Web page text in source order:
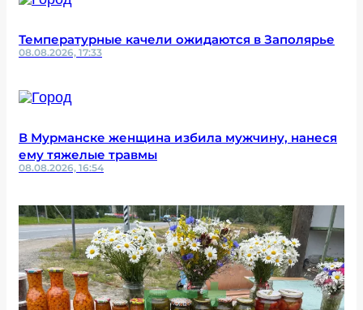
Температурные качели ожидаются в Заполярье
08.08.2026, 17:33
В Мурманске женщина избила мужчину, нанеся
ему тяжелые травмы
08.08.2026, 16:54